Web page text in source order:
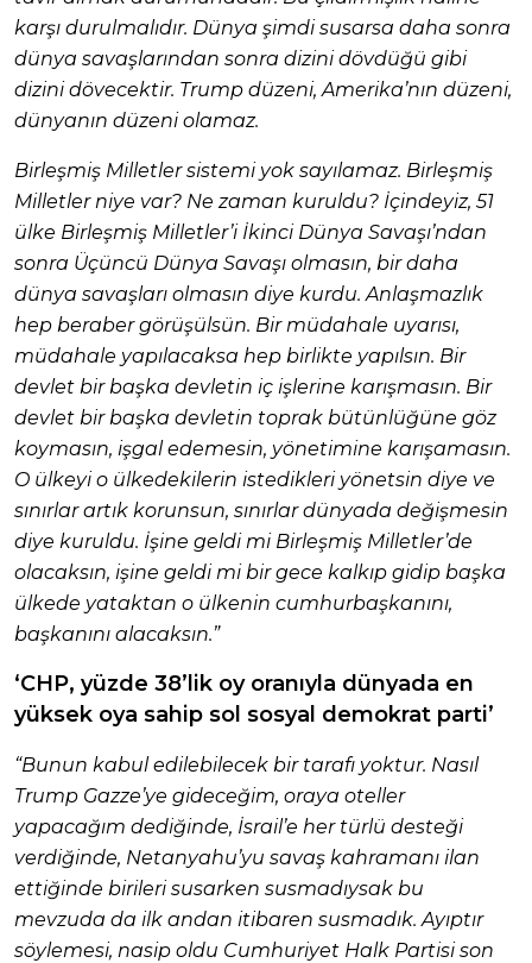
karşı durulmalıdır. Dünya şimdi susarsa daha sonra
dünya savaşlarından sonra dizini dövdüğü gibi
dizini dövecektir. Trump düzeni, Amerika’nın düzeni,
dünyanın düzeni olamaz.
Birleşmiş Milletler sistemi yok sayılamaz. Birleşmiş
Milletler niye var? Ne zaman kuruldu? İçindeyiz, 51
ülke Birleşmiş Milletler’i İkinci Dünya Savaşı’ndan
sonra Üçüncü Dünya Savaşı olmasın, bir daha
dünya savaşları olmasın diye kurdu. Anlaşmazlık
hep beraber görüşülsün. Bir müdahale uyarısı,
müdahale yapılacaksa hep birlikte yapılsın. Bir
devlet bir başka devletin iç işlerine karışmasın. Bir
devlet bir başka devletin toprak bütünlüğüne göz
koymasın, işgal edemesin, yönetimine karışamasın.
O ülkeyi o ülkedekilerin istedikleri yönetsin diye ve
sınırlar artık korunsun, sınırlar dünyada değişmesin
diye kuruldu. İşine geldi mi Birleşmiş Milletler’de
olacaksın, işine geldi mi bir gece kalkıp gidip başka
ülkede yataktan o ülkenin cumhurbaşkanını,
başkanını alacaksın.”
‘CHP, yüzde 38’lik oy oranıyla dünyada en
yüksek oya sahip sol sosyal demokrat parti’
“Bunun kabul edilebilecek bir tarafı yoktur. Nasıl
Trump Gazze’ye gideceğim, oraya oteller
yapacağım dediğinde, İsrail’e her türlü desteği
verdiğinde, Netanyahu’yu savaş kahramanı ilan
ettiğinde birileri susarken susmadıysak bu
mevzuda da ilk andan itibaren susmadık. Ayıptır
söylemesi, nasip oldu Cumhuriyet Halk Partisi son